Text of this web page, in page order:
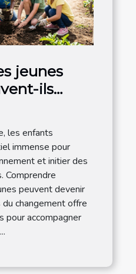
jeunes
ils
du
?les enfants
immense pour
et initier des
Comprendre
peuvent devenir
changement offre
pour accompagner